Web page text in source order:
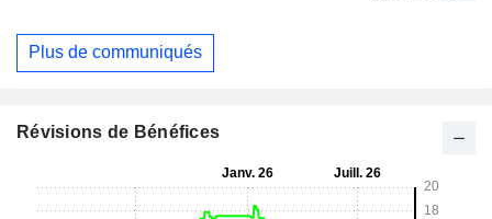
Plus de communiqués
Révisions de Bénéfices